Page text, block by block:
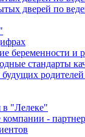
дверей по
беременности и
стандарты
в "Лелеке"
компании -